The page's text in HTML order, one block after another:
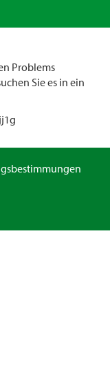
Problems
Sie es in ein